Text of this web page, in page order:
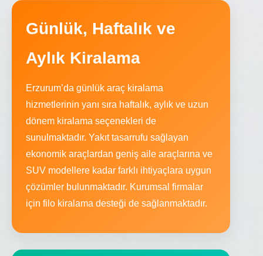
Günlük, Haftalık ve
Aylık Kiralama
Erzurum’da günlük araç kiralama
hizmetlerinin yanı sıra haftalık, aylık ve uzun
dönem kiralama seçenekleri de
sunulmaktadır. Yakıt tasarrufu sağlayan
ekonomik araçlardan geniş aile araçlarına ve
SUV modellere kadar farklı ihtiyaçlara uygun
çözümler bulunmaktadır. Kurumsal firmalar
için filo kiralama desteği de sağlanmaktadır.